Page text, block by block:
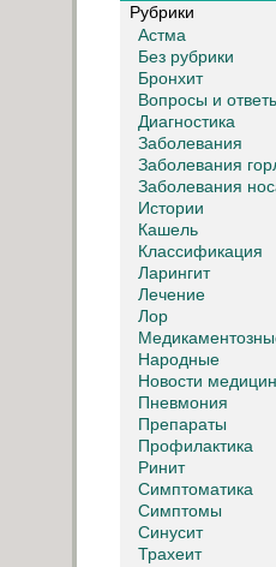
Рубрики
Астма
Без рубрики
Бронхит
Вопросы и
Диагностика
Заболевания
Заболевания
Заболевания
Истории
Кашель
Классификация
Ларингит
Лечение
Лор
Народные
Новости
Пневмония
Препараты
Профилактика
Ринит
Симптоматика
Симптомы
Синусит
Трахеит